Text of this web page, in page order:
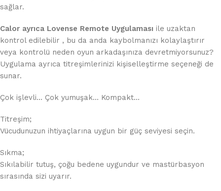
sağlar.
Calor ayrıca Lovense Remote Uygulaması ile uzaktan
kontrol edilebilir , bu da anda kaybolmanızı kolaylaştırır
veya kontrolü neden oyun arkadaşınıza devretmiyorsunuz?
Uygulama ayrıca titreşimlerinizi kişiselleştirme seçeneği de
sunar.
Çok işlevli… Çok yumuşak… Kompakt…
Titreşim;
Vücudunuzun ihtiyaçlarına uygun bir güç seviyesi seçin.
Sıkma;
Sıkılabilir tutuş, çoğu bedene uygundur ve mastürbasyon
sırasında sizi uyarır.